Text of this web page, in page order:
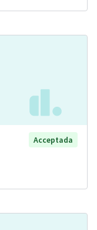
Acceptada